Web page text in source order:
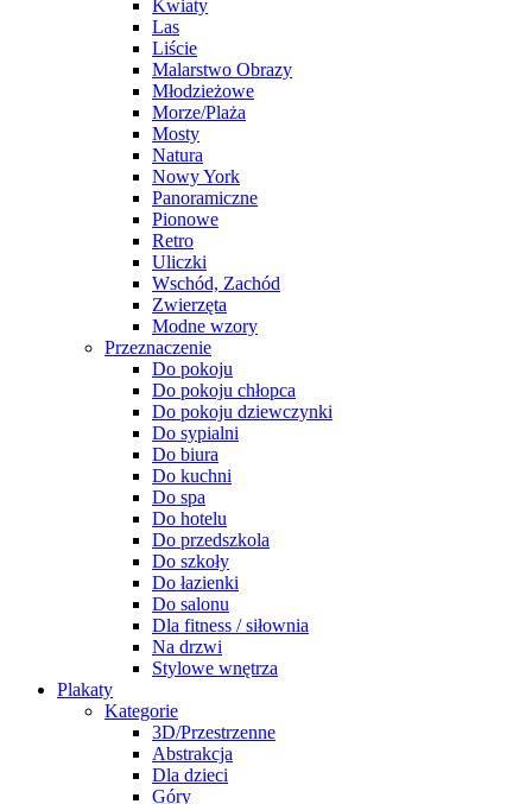
Kwiaty
Las
Liście
Malarstwo Obrazy
Młodzieżowe
Morze/Plaża
Mosty
Natura
Nowy York
Panoramiczne
Pionowe
Retro
Uliczki
Wschód, Zachód
Zwierzęta
Modne wzory
Przeznaczenie
Do pokoju
Do pokoju chłopca
Do pokoju dziewczynki
Do sypialni
Do biura
Do kuchni
Do spa
Do hotelu
Do przedszkola
Do szkoły
Do łazienki
Do salonu
Dla fitness / siłownia
Na drzwi
Stylowe wnętrza
Plakaty
Kategorie
3D/Przestrzenne
Abstrakcja
Dla dzieci
Góry